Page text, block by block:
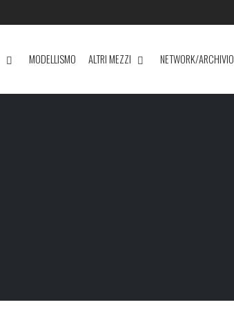
MODELLISMO ALTRI MEZZI NETWORK/ARCHIVIO